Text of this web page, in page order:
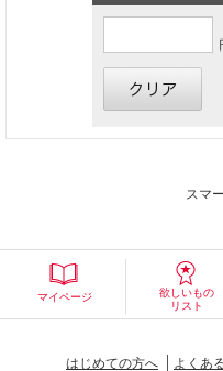
スマ
マイページ
欲しいもの
リスト
はじめての方へ よくあ